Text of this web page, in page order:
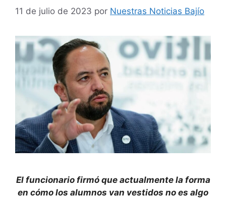
11 de julio de 2023 por Nuestras Noticias Bajío
El funcionario firmó que actualmente la forma
en cómo los alumnos van vestidos no es algo